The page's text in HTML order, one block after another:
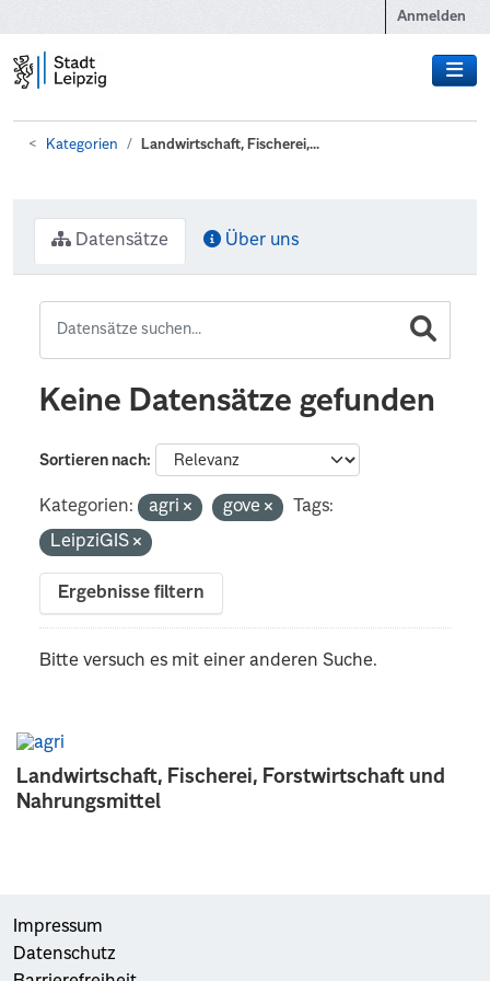
Anmelden
Kategorien Landwirtschaft, Fischerei,...
Landwirtschaft, Fischerei, Forstwirtschaft und
Nahrungsmittel
Datensätze Über uns
Keine Datensätze gefunden
Sortieren nach
Kategorien: agri gove
Tags:
LeipziGIS
Ergebnisse filtern
Bitte versuch es mit einer anderen Suche.
Impressum
Datenschutz